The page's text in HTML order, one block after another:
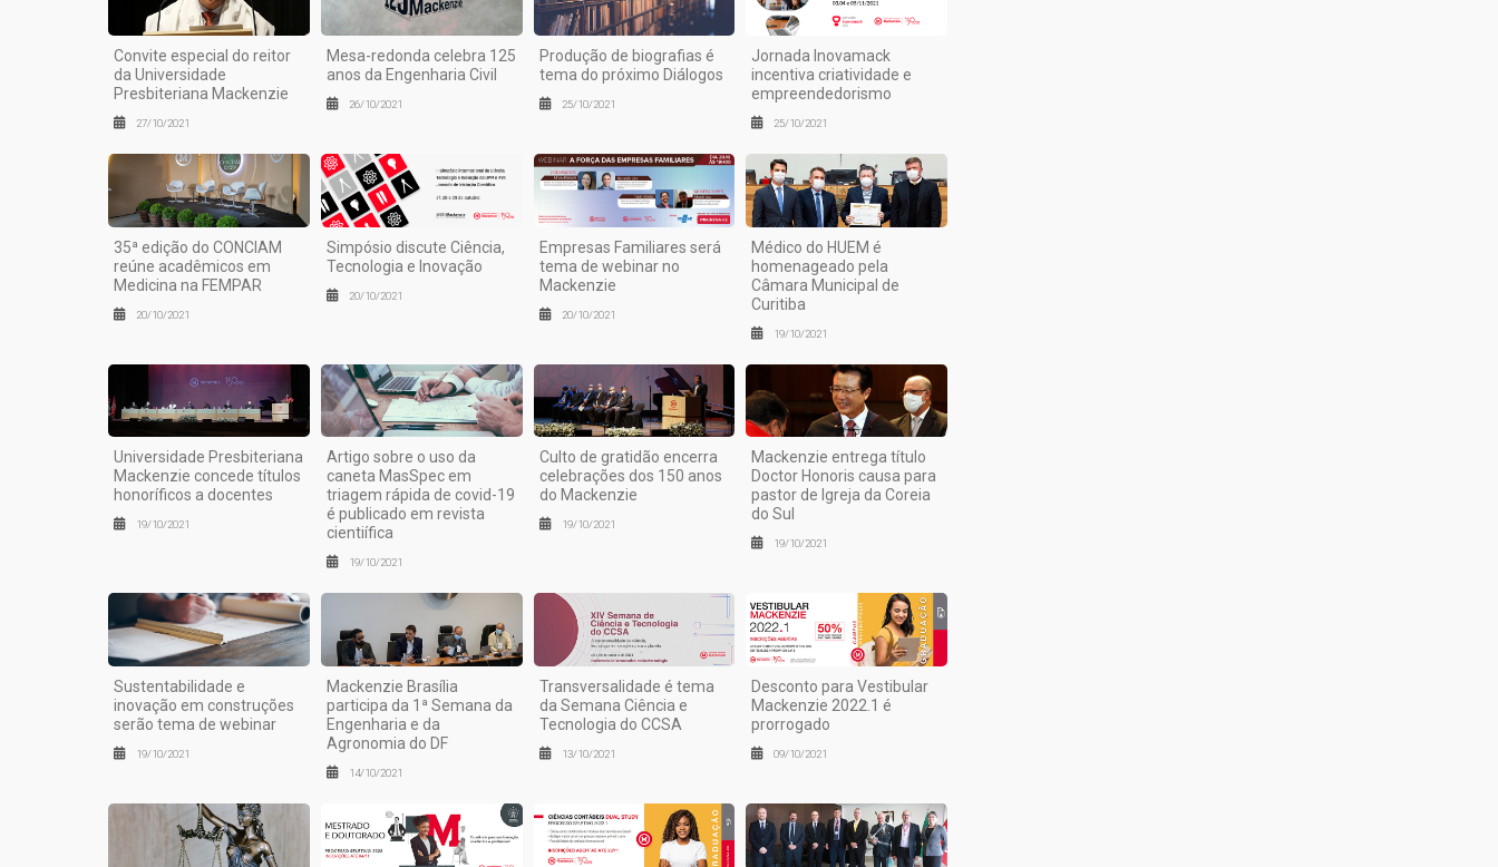
Convite especial do reitor
da Universidade
Presbiteriana Mackenzie
27/10/2021
Mesa-redonda celebra 125
anos da Engenharia Civil
26/10/2021
Produção de biografias é
tema do próximo Diálogos
25/10/2021
Jornada Inovamack
incentiva criatividade e
empreendedorismo
25/10/2021
35ª edição do CONCIAM
reúne acadêmicos em
Medicina na FEMPAR
20/10/2021
Simpósio discute Ciência,
Tecnologia e Inovação
20/10/2021
Empresas Familiares será
tema de webinar no
Mackenzie
20/10/2021
Médico do HUEM é
homenageado pela
Câmara Municipal de
Curitiba
19/10/2021
Universidade Presbiteriana
Mackenzie concede títulos
honoríficos a docentes
19/10/2021
Artigo sobre o uso da
caneta MasSpec em
triagem rápida de covid-19
é publicado em revista
cientiífica
19/10/2021
Culto de gratidão encerra
celebrações dos 150 anos
do Mackenzie
19/10/2021
Mackenzie entrega título
Doctor Honoris causa para
pastor de Igreja da Coreia
do Sul
19/10/2021
Sustentabilidade e
inovação em construções
serão tema de webinar
19/10/2021
Mackenzie Brasília
participa da 1ª Semana da
Engenharia e da
Agronomia do DF
14/10/2021
Transversalidade é tema
da Semana Ciência e
Tecnologia do CCSA
13/10/2021
Desconto para Vestibular
Mackenzie 2022.1 é
prorrogado
09/10/2021